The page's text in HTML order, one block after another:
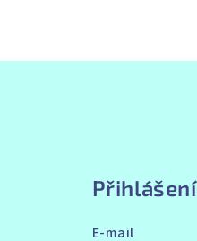
Přihlášení
E-mail